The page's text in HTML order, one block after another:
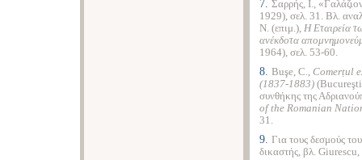
7. Σαρρής, Ι.,
1929), σελ. 31. Βλ.
Ν. (επιμ.), Η Εταιρεία
ανέκδοτα
1964), σελ. 53-60.
8. Buşe, C., Comerțul
(1837-1883) (Bucureşti
συνθήκης της
of the Romanian
31.
9. Για τους δεσμούς
δικαστής, βλ.